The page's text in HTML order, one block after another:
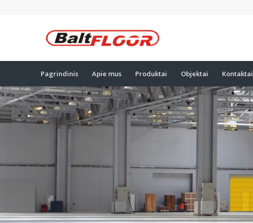
Pagrindinis Apie mus Produktai Objektai Kontaktai